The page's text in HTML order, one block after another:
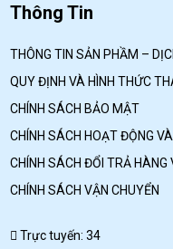
Thông Tin
THÔNG TIN SẢN PHẦM –
QUY ĐỊNH VÀ HÌNH THỨC
CHÍNH SÁCH BẢO MẬT
CHÍNH SÁCH HOẠT ĐỘNG
CHÍNH SÁCH ĐỔI TRẢ HÀNG
CHÍNH SÁCH VẬN CHUYỂN
Trực tuyến: 34